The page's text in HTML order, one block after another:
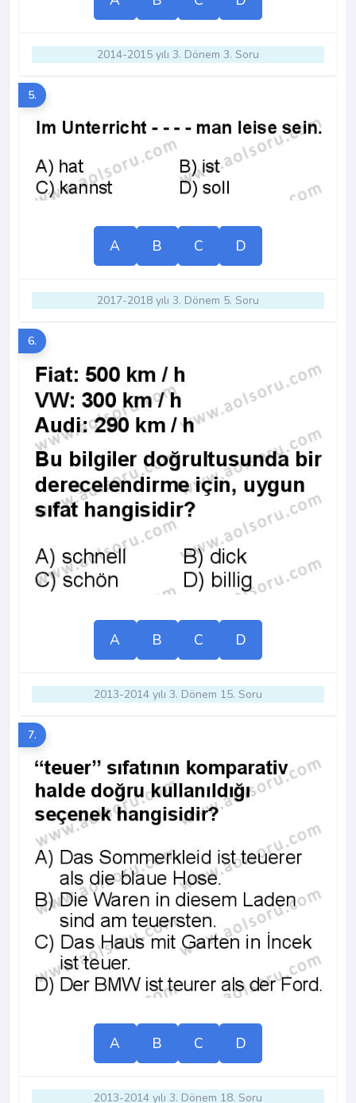
2014-2015 yılı 3. Dönem 3. Soru
5.
A B C D
2017-2018 yılı 3. Dönem 5. Soru
6.
A B C D
2013-2014 yılı 3. Dönem 15. Soru
7.
A B C D
2013-2014 yılı 3. Dönem 18. Soru